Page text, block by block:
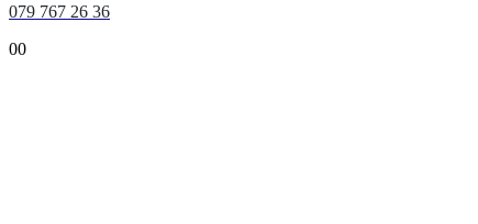
079 767 26 36
00